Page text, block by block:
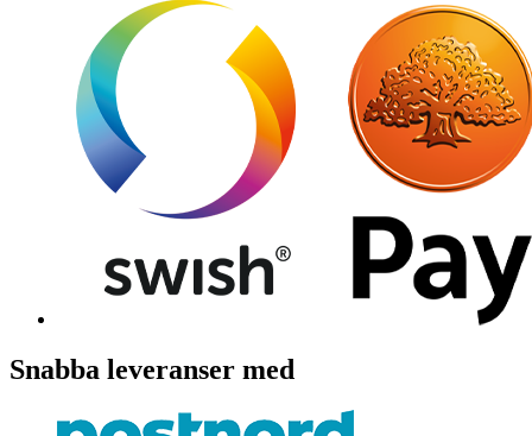
Snabba leveranser med